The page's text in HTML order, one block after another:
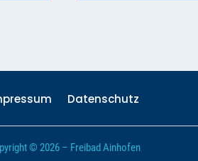
Datenschutz
© 2026 – Freibad Ainhofen